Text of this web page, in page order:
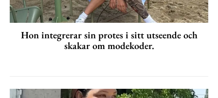
Hon integrerar sin protes i sitt utseende och
skakar om modekoder.